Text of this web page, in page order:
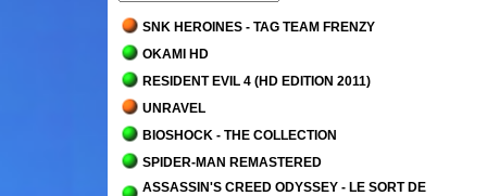
SNK HEROINES - TAG TEAM FRENZY
OKAMI HD
RESIDENT EVIL 4 (HD EDITION 2011)
UNRAVEL
BIOSHOCK - THE COLLECTION
SPIDER-MAN REMASTERED
ASSASSIN'S CREED ODYSSEY - LE SORT DE